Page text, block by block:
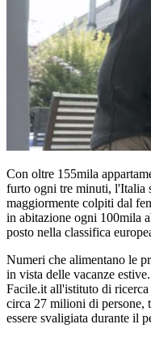
Con oltre 155mila
furto ogni tre minuti, l'Italia
maggiormente colpiti dal
in abitazione ogni 100mila
posto nella classifica
Numeri che alimentano le
in vista delle vacanze
Facile.it all'istituto di
circa 27 milioni di persone,
essere svaligiata durante il